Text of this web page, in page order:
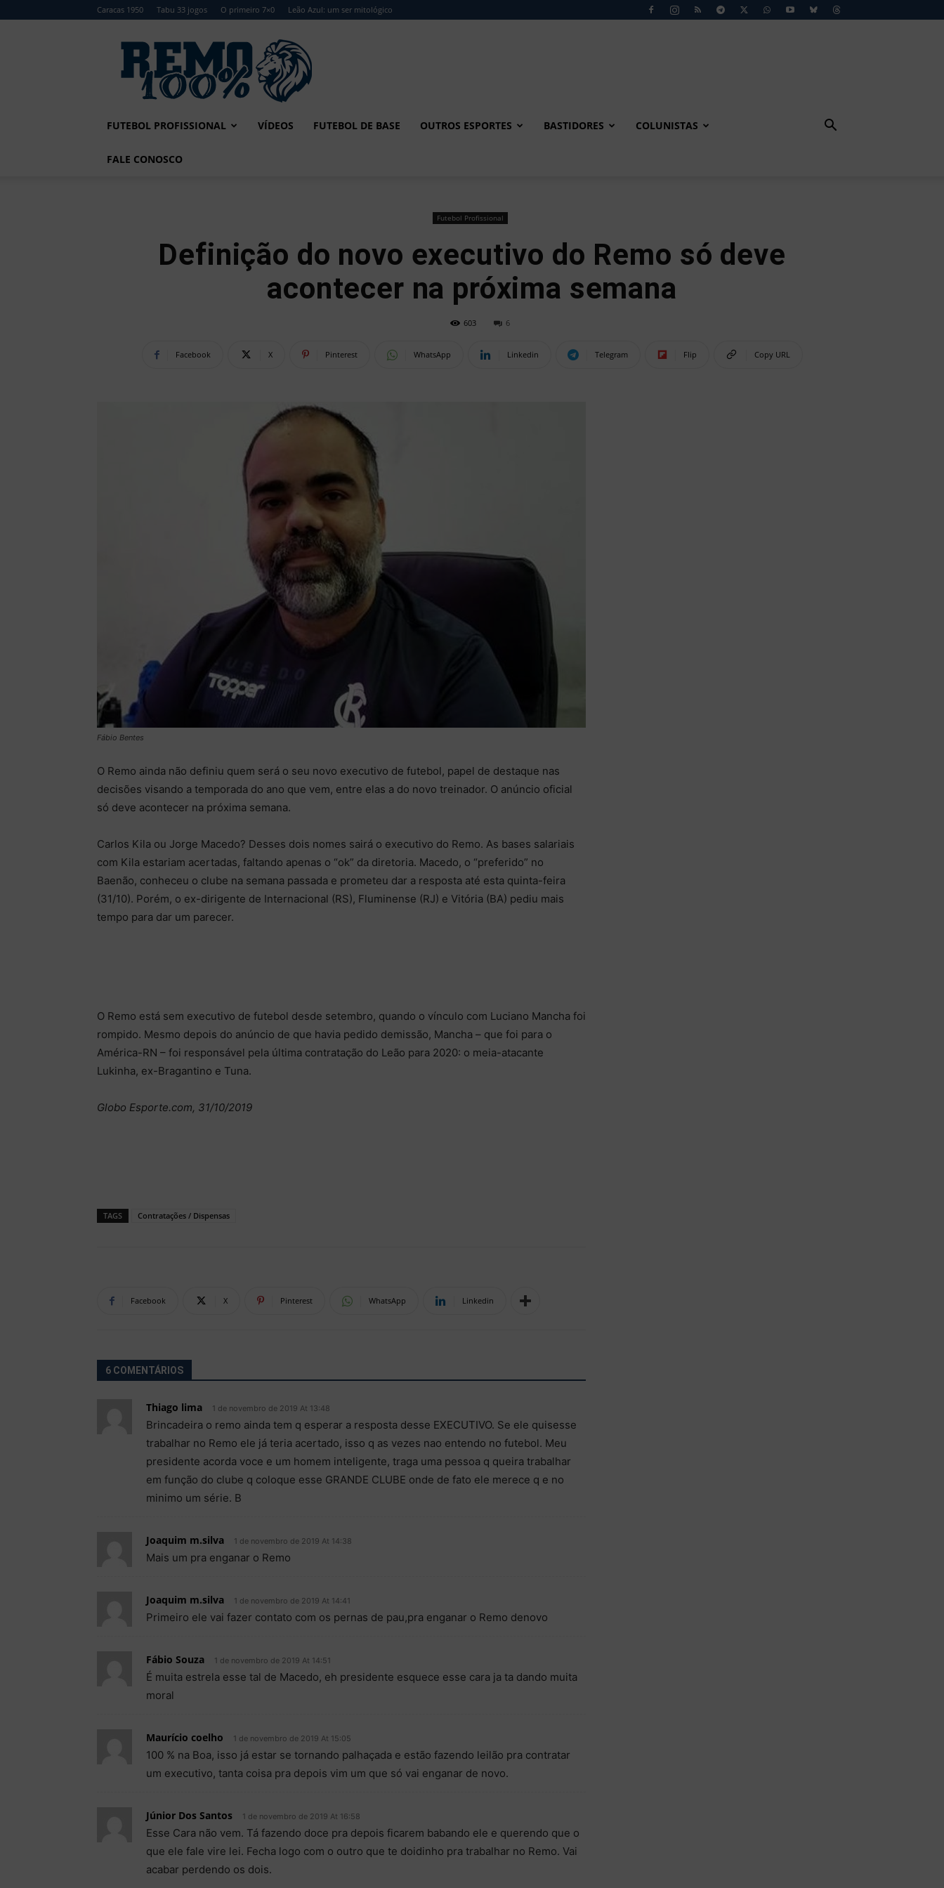
Caracas 1950 Tabu 33 jogos O primeiro 7×0 Leão Azul: um ser mitológico
Remo
FUTEBOL PROFISSIONAL VÍDEOS FUTEBOL DE BASE OUTROS ESPORTES BASTIDORES COLUNISTAS
FALE CONOSCO
Futebol Profissional
Definição do novo executivo do Remo só deve
acontecer na próxima semana
603 6
Facebook X Pinterest WhatsApp Linkedin Telegram Flip Copy URL
Fábio Bentes
O Remo ainda não definiu quem será o seu novo executivo de futebol, papel de destaque nas
decisões visando a temporada do ano que vem, entre elas a do novo treinador. O anúncio oficial
só deve acontecer na próxima semana.
Carlos Kila ou Jorge Macedo? Desses dois nomes sairá o executivo do Remo. As bases salariais
com Kila estariam acertadas, faltando apenas o “ok” da diretoria. Macedo, o “preferido” no
Baenão, conheceu o clube na semana passada e prometeu dar a resposta até esta quinta-feira
(31/10). Porém, o ex-dirigente de Internacional (RS), Fluminense (RJ) e Vitória (BA) pediu mais
tempo para dar um parecer.
O Remo está sem executivo de futebol desde setembro, quando o vínculo com Luciano Mancha foi
rompido. Mesmo depois do anúncio de que havia pedido demissão, Mancha – que foi para o
América-RN – foi responsável pela última contratação do Leão para 2020: o meia-atacante
Lukinha, ex-Bragantino e Tuna.
Globo Esporte.com, 31/10/2019
TAGS Contratações / Dispensas
Facebook X Pinterest WhatsApp Linkedin
6 COMENTÁRIOS
Thiago lima 1 de novembro de 2019 At 13:48
Brincadeira o remo ainda tem q esperar a resposta desse EXECUTIVO. Se ele quisesse
trabalhar no Remo ele já teria acertado, isso q as vezes nao entendo no futebol. Meu
presidente acorda voce e um homem inteligente, traga uma pessoa q queira trabalhar
em função do clube q coloque esse GRANDE CLUBE onde de fato ele merece q e no
minimo um série. B
Joaquim m.silva 1 de novembro de 2019 At 14:38
Mais um pra enganar o Remo
Joaquim m.silva 1 de novembro de 2019 At 14:41
Primeiro ele vai fazer contato com os pernas de pau,pra enganar o Remo denovo
Fábio Souza 1 de novembro de 2019 At 14:51
É muita estrela esse tal de Macedo, eh presidente esquece esse cara ja ta dando muita
moral
Maurício coelho 1 de novembro de 2019 At 15:05
100 % na Boa, isso já estar se tornando palhaçada e estão fazendo leilão pra contratar
um executivo, tanta coisa pra depois vim um que só vai enganar de novo.
Júnior Dos Santos 1 de novembro de 2019 At 16:58
Esse Cara não vem. Tá fazendo doce pra depois ficarem babando ele e querendo que o
que ele fale vire lei. Fecha logo com o outro que te doidinho pra trabalhar no Remo. Vai
acabar perdendo os dois.